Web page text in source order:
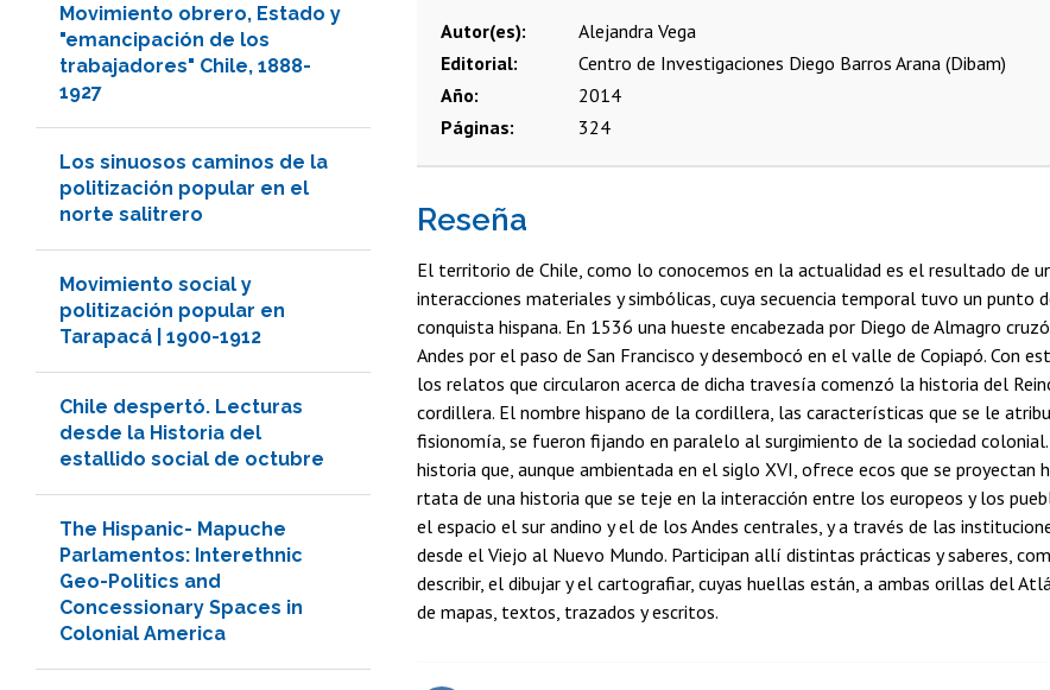
Movimiento obrero, Estado y
"emancipación de los
trabajadores" Chile, 1888-
1927
Los sinuosos caminos de la
politización popular en el
norte salitrero
Movimiento social y
politización popular en
Tarapacá | 1900-1912
Chile despertó. Lecturas
desde la Historia del
estallido social de octubre
The Hispanic- Mapuche
Parlamentos: Interethnic
Geo-Politics and
Concessionary Spaces in
Colonial America
Autor(es)
Alejandra Vega
Editorial
Centro de Investigaciones Diego Barros Arana (Dibam)
Año
2014
Páginas
324
Reseña
El territorio de Chile, como lo conocemos en la actualidad es el resultado de
interacciones materiales y simbólicas, cuya secuencia temporal tuvo un punto
conquista hispana. En 1536 una hueste encabezada por Diego de Almagro
Andes por el paso de San Francisco y desembocó en el valle de Copiapó. Con
los relatos que circularon acerca de dicha travesía comenzó la historia del
cordillera. El nombre hispano de la cordillera, las características que se le
fisionomía, se fueron fijando en paralelo al surgimiento de la sociedad
historia que, aunque ambientada en el siglo XVI, ofrece ecos que se proyectan
rtata de una historia que se teje en la interacción entre los europeos y los
el espacio el sur andino y el de los Andes centrales, y a través de las
desde el Viejo al Nuevo Mundo. Participan allí distintas prácticas y saberes,
describir, el dibujar y el cartografiar, cuyas huellas están, a ambas orillas del
de mapas, textos, trazados y escritos.